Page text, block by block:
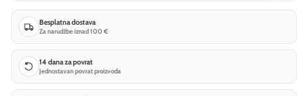
Besplatna dostava
Za narudžbe iznad 100 €
14 dana za povrat
Jednostavan povrat proizvoda